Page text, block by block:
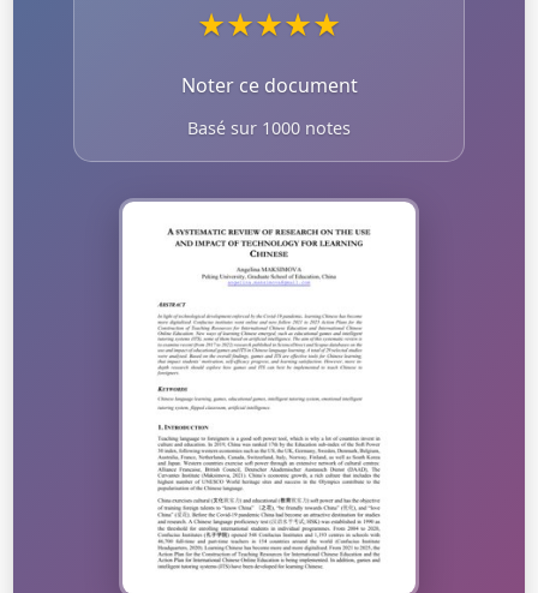
★★★★★
Noter ce document
Basé sur 1000 notes